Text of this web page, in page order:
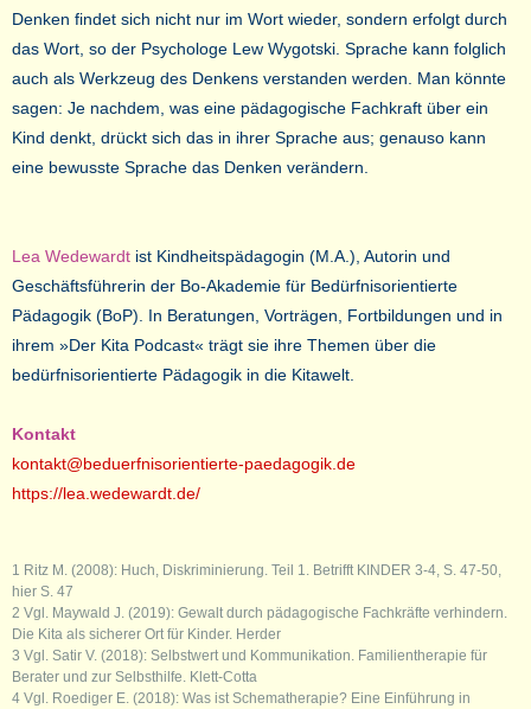
Denken findet sich nicht nur im Wort wieder, sondern erfolgt durch
das Wort, so der Psychologe Lew Wygotski. Sprache kann folglich
auch als Werkzeug des Denkens verstanden werden. Man könnte
sagen: Je nachdem, was eine pädagogische Fachkraft über ein
Kind denkt, drückt sich das in ihrer Sprache aus; genauso kann
eine bewusste Sprache das Denken verändern.
Lea Wedewardt ist Kindheitspädagogin (M.A.), Autorin und
Geschäftsführerin der Bo-Akademie für Bedürfnisorientierte
Pädagogik (BoP). In Beratungen, Vorträgen, Fortbildungen und in
ihrem »Der Kita Podcast« trägt sie ihre Themen über die
bedürfnisorientierte Pädagogik in die Kitawelt.
Kontakt
kontakt@beduerfnisorientierte-paedagogik.de
https://lea.wedewardt.de/
1 Ritz M. (2008): Huch, Diskriminierung. Teil 1. Betrifft KINDER 3-4, S. 47-50,
hier S. 47
2 Vgl. Maywald J. (2019): Gewalt durch pädagogische Fachkräfte verhindern.
Die Kita als sicherer Ort für Kinder. Herder
3 Vgl. Satir V. (2018): Selbstwert und Kommunikation. Familientherapie für
Berater und zur Selbsthilfe. Klett-Cotta
4 Vgl. Roediger E. (2018): Was ist Schematherapie? Eine Einführung in